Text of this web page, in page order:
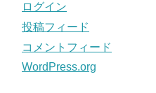
ログイン
投稿フィード
コメントフィード
WordPress.org